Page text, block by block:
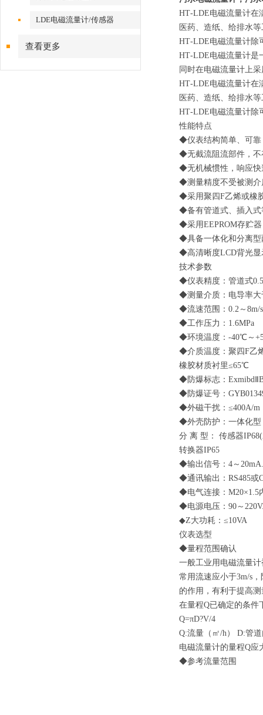
LDE电磁流量计/传感器
查看更多
HT-LDE电磁流量计在
医药、造纸、给排水
HT-LDE电磁流量计除
HT-LDE电磁流量计是
同时在电磁流量计上
HT-LDE电磁流量计在
医药、造纸、给排水
HT-LDE电磁流量计除
性能特点
◆仪表结构简单、可靠
◆无截流阻流部件，不
◆无机械惯性，响应快
◆测量精度不受被测介
◆采用聚四F乙烯或橡
◆备有管道式、插入式
◆采用EEPROM存贮
◆具备一体化和分离型
◆高清晰度LCD背光显
技术参数
◆仪表精度：管道式
◆测量介质：电导率大
◆流速范围：0.2～8m/s
◆工作压力：1.6MPa
◆环境温度：-40℃～
◆介质温度：聚四F乙
橡胶材质衬里≤65℃
◆防爆标志：
◆防爆证号：
◆外磁干扰：≤400A/m
◆外壳防护：一体化型
分 离 型： 传感器
转换器IP65
◆输出信号：4～
◆通讯输出：RS485或
◆电气连接：M20×1.5
◆电源电压：90～
◆Z大功耗：≤10VA
仪表选型
◆量程范围确认
一般工业用电磁流量
常用流速应小于3m/s
的作用，有利于提高
在量程Q已确定的条件
Q=πD?V/4
Q:流量（㎡/h） D:管
电磁流量计的量程Q应
◆参考流量范围